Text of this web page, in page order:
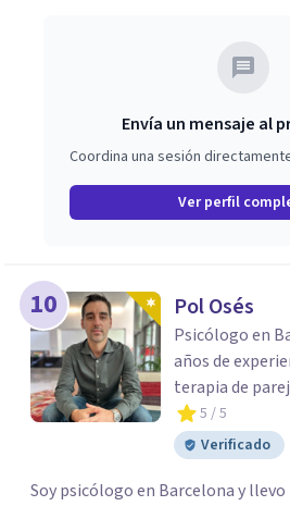
Envía un mensaje al
Coordina una sesión
Ver perfil
10 Pol Osés
Psicólogo en
años de
terapia de
5 / 5
Verificado
Soy psicólogo en Barcelona y llevo